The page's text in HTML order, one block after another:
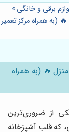
برقی و خانگی »
(به همراه مرکز تعمیر
🔥 (به همراه
از ضروری‌ترین
که قلب آشپزخانه